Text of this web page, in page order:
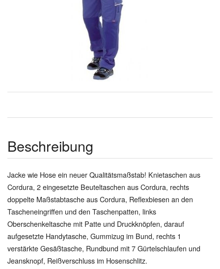
Beschreibung
Jacke wie Hose ein neuer Qualitätsmaßstab! Knietaschen aus
Cordura, 2 eingesetzte Beuteltaschen aus Cordura, rechts
doppelte Maßstabtasche aus Cordura, Reflexbiesen an den
Tascheneingriffen und den Taschenpatten, links
Oberschenkeltasche mit Patte und Druckknöpfen, darauf
aufgesetzte Handytasche, Gummizug im Bund, rechts 1
verstärkte Gesäßtasche, Rundbund mit 7 Gürtelschlaufen und
Jeansknopf, Reißverschluss im Hosenschlitz.